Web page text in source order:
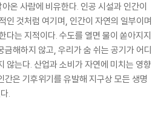
온 사람에 비유한다. 인공 시설과 인간이
인 것처럼 여기며, 인간이 자연의 일부이며
다는 지적이다. 수도를 열면 물이 쏟아지지
금해하지 않고, 우리가 숨 쉬는 공기가 어디
않는다. 산업과 소비가 자연에 미치는 영향
간은 기후위기를 유발해 지구상 모든 생명
.